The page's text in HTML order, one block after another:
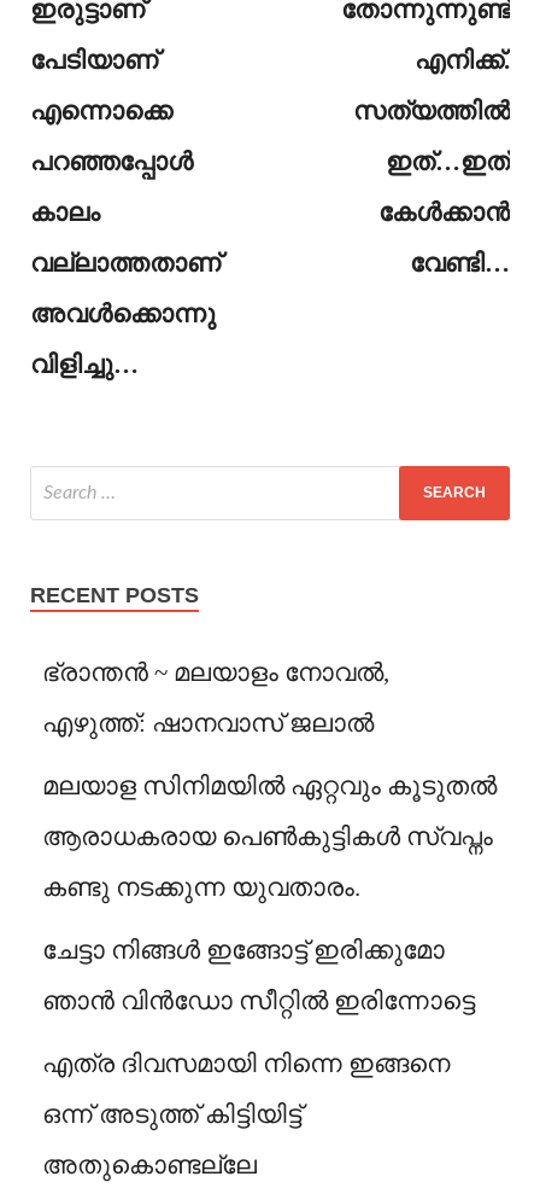
ഇരുട്ടാണ്
പേടിയാണ്
എന്നൊക്കെ
പറഞ്ഞപ്പോൾ
കാലം
വല്ലാത്തതാണ്
അവൾക്കൊന്നു
വിളിച്ചു…
തോന്നുന്നുണ്ട്
എനിക്ക്.
സത്യത്തിൽ
ഇത്…ഇത്
കേൾക്കാൻ
വേണ്ടി…
RECENT POSTS
ഭ്രാന്തൻ ~ മലയാളം നോവൽ,
എഴുത്ത്: ഷാനവാസ് ജലാൽ
മലയാള സിനിമയിൽ ഏറ്റവും കൂടുതൽ
ആരാധകരായ പെൺകുട്ടികൾ സ്വപ്നം
കണ്ടു നടക്കുന്ന യുവതാരം.
ചേട്ടാ നിങ്ങൾ ഇങ്ങോട്ട് ഇരിക്കുമോ
ഞാൻ വിൻഡോ സീറ്റിൽ ഇരിന്നോട്ടെ
എത്ര ദിവസമായി നിന്നെ ഇങ്ങനെ
ഒന്ന് അടുത്ത് കിട്ടിയിട്ട്
അതുകൊണ്ടല്ലേ